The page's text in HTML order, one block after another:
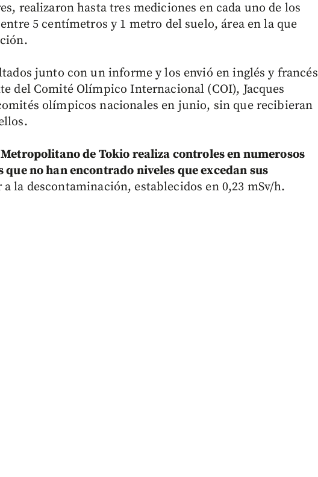
realizaron hasta tres mediciones en cada uno de los
5 centímetros y 1 metro del suelo, área en la que
junto con un informe y los envió en inglés y francés
del Comité Olímpico Internacional (COI), Jacques
olímpicos nacionales en junio, sin que recibieran
de Tokio realiza controles en numerosos
no han encontrado niveles que excedan sus
la descontaminación, establecidos en 0,23 mSv/h.